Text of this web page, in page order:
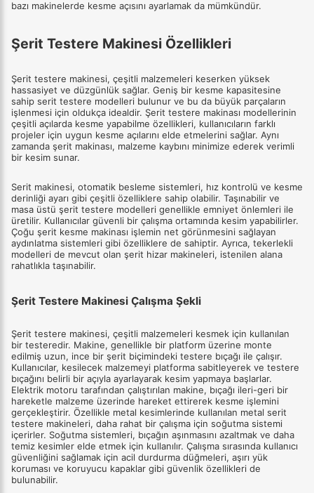
bazı makinelerde kesme açısını ayarlamak da mümkündür.
Şerit Testere Makinesi Özellikleri
Şerit testere makinesi, çeşitli malzemeleri keserken yüksek
hassasiyet ve düzgünlük sağlar. Geniş bir kesme kapasitesine
sahip serit testere modelleri bulunur ve bu da büyük parçaların
işlenmesi için oldukça idealdir. Şerit testere makinası modellerinin
çeşitli açılarda kesme yapabilme özellikleri, kullanıcıların farklı
projeler için uygun kesme açılarını elde etmelerini sağlar. Aynı
zamanda şerit makinası, malzeme kaybını minimize ederek verimli
bir kesim sunar.
Serit makinesi, otomatik besleme sistemleri, hız kontrolü ve kesme
derinliği ayarı gibi çeşitli özelliklere sahip olabilir. Taşınabilir ve
masa üstü şerit testere modelleri genellikle emniyet önlemleri ile
üretilir. Kullanıcılar güvenli bir çalışma ortamında kesim yapabilirler.
Çoğu şerit kesme makinası işlemin net görünmesini sağlayan
aydınlatma sistemleri gibi özelliklere de sahiptir. Ayrıca, tekerlekli
modelleri de mevcut olan şerit hizar makineleri, istenilen alana
rahatlıkla taşınabilir.
Şerit Testere Makinesi Çalışma Şekli
Şerit testere makinesi, çeşitli malzemeleri kesmek için kullanılan
bir testeredir. Makine, genellikle bir platform üzerine monte
edilmiş uzun, ince bir şerit biçimindeki testere bıçağı ile çalışır.
Kullanıcılar, kesilecek malzemeyi platforma sabitleyerek ve testere
bıçağını belirli bir açıyla ayarlayarak kesim yapmaya başlarlar.
Elektrik motoru tarafından çalıştırılan makine, bıçağı ileri-geri bir
hareketle malzeme üzerinde hareket ettirerek kesme işlemini
gerçekleştirir. Özellikle metal kesimlerinde kullanılan metal serit
testere makineleri, daha rahat bir çalışma için soğutma sistemi
içerirler. Soğutma sistemleri, bıçağın aşınmasını azaltmak ve daha
temiz kesimler elde etmek için kullanılır. Çalışma sırasında kullanıcı
güvenliğini sağlamak için acil durdurma düğmeleri, aşırı yük
koruması ve koruyucu kapaklar gibi güvenlik özellikleri de
bulunabilir.